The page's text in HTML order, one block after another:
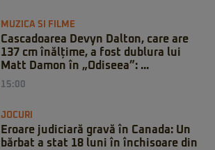
MUZICA SI FILME
Cascadoarea Devyn Dalton, care are
137 cm înălțime, a fost dublura lui
Matt Damon în „Odiseea”: ...
15:00
JOCURI
Eroare judiciară gravă în Canada: Un
bărbat a stat 18 luni în închisoare din